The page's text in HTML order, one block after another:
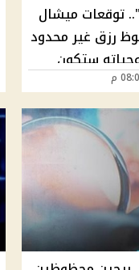
توقعات ميشال
رزق غير محدود
ستكون
الحوت؟